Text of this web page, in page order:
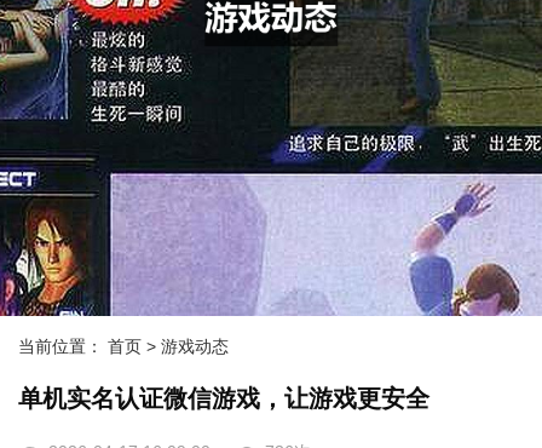
当前位置： 首页 > 游戏动态
单机实名认证微信游戏，让游戏更安全